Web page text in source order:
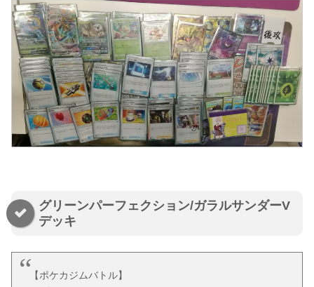
グリーンパーフェクション/ガラルサンダーV
デッキ
【ポケカジムバトル】